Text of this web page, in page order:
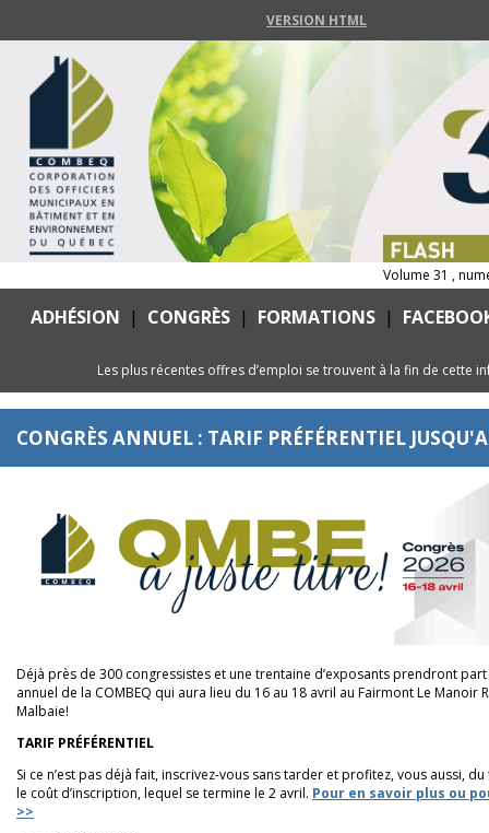
VERSION HTML
Volume 31 ,
ADHÉSION | CONGRÈS | FORMATIONS |
Les plus récentes offres d’emploi se trouvent à la fin de cette
CONGRÈS ANNUEL : TARIF PRÉFÉRENTIEL
Déjà près de 300 congressistes et une trentaine d’exposants prendront part
annuel de la COMBEQ qui aura lieu du 16 au 18 avril au Fairmont Le Manoir
Malbaie!
TARIF PRÉFÉRENTIEL
Si ce n’est pas déjà fait, inscrivez-vous sans tarder et profitez, vous aussi,
le coût d’inscription, lequel se termine le 2 avril. Pour en savoir plus ou
>>